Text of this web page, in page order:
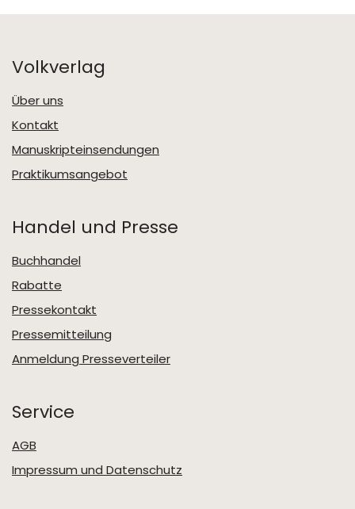
Volkverlag
Über uns
Kontakt
Manuskripteinsendungen
Praktikumsangebot
Handel und Presse
Buchhandel
Rabatte
Pressekontakt
Pressemitteilung
Anmeldung Presseverteiler
Service
AGB
Impressum und Datenschutz